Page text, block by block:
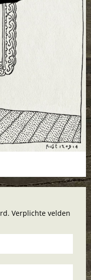
Verplichte velden